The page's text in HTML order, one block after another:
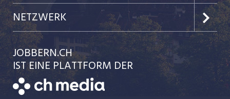
Jobs in der Stadt Biel
Festanstellungen
Temporäre Jobs
Freelance Jobs
Kundenlogin
Einzelinserat disponieren
Schnittstelle
Bewerber-Cockpit
Team
Ratgeber
AGB
Datenschutzerklärung
NETZWERK
jobbasel.ch
jobmittelland.ch
zentraljob.ch
JOBBERN.CH
IST EINE PLATTFORM DER